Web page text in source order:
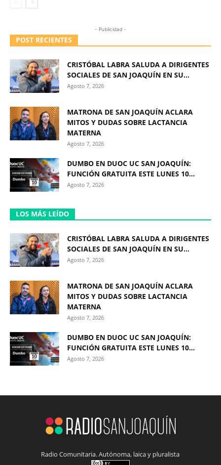
- Publicidad -
POST RECIENTES
CRISTÓBAL LABRA SALUDA A DIRIGENTES
SOCIALES DE SAN JOAQUÍN EN SU...
Agosto 7, 2026
MATRONA DE SAN JOAQUÍN ACLARA
MITOS Y DUDAS SOBRE LACTANCIA
MATERNA
Agosto 7, 2026
DUMBO EN DUOC UC SAN JOAQUÍN:
FUNCIÓN GRATUITA ESTE LUNES 10...
Agosto 7, 2026
LOS MÁS LEÍDO
CRISTÓBAL LABRA SALUDA A DIRIGENTES
SOCIALES DE SAN JOAQUÍN EN SU...
Agosto 7, 2026
MATRONA DE SAN JOAQUÍN ACLARA
MITOS Y DUDAS SOBRE LACTANCIA
MATERNA
Agosto 7, 2026
DUMBO EN DUOC UC SAN JOAQUÍN:
FUNCIÓN GRATUITA ESTE LUNES 10...
Agosto 7, 2026
Radio Comunitaria. Autónoma, laica y pluralista